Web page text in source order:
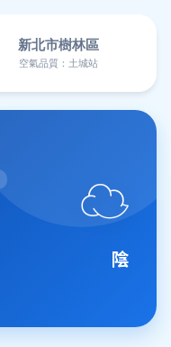
新北市樹林區
空氣品質：土城站
☁️
陰